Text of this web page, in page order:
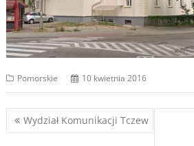
Pomorskie 10 kwietnia 2016
Nawigacja
Wydział Komunikacji Tczew